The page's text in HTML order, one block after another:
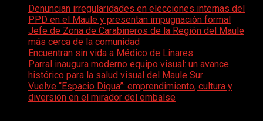
Denuncian irregularidades en elecciones internas del
PPD en el Maule y presentan impugnación formal
Jefe de Zona de Carabineros de la Región del Maule
más cerca de la comunidad
Encuentran sin vida a Médico de Linares
Parral inaugura moderno equipo visual: un avance
histórico para la salud visual del Maule Sur
Vuelve “Espacio Digua”: emprendimiento, cultura y
diversión en el mirador del embalse